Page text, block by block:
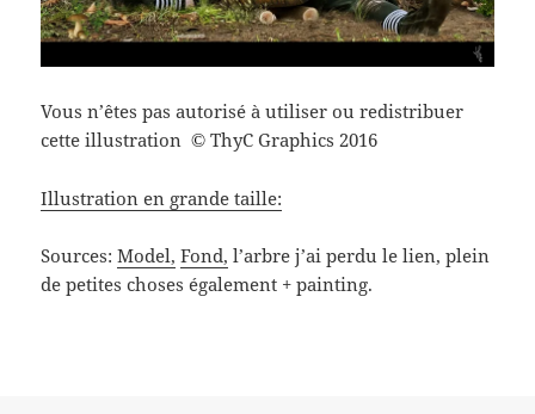
Vous n’êtes pas autorisé à utiliser ou redistribuer
cette illustration©ThyC Graphics 2016
Illustration en grande taille:
Sources:Model, Fond, l’arbre j’ai perdu le lien, plein
de petites choses également + painting.